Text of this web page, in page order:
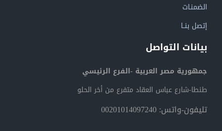
الضمنـات
إتصل بنــا
بيانات التواصل
جمهورية مصر العربية -الفرع الرئيسي
طنطا-شارع عباس العقاد متفرع من أخر الحلو
تليفون-واتس: 00201014097240